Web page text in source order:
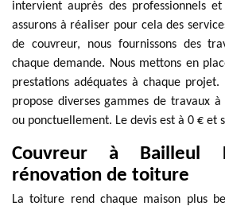
intervient auprès des professionnels
assurons à réaliser pour cela des
de couvreur, nous fournissons des
chaque demande. Nous mettons en
prestations adéquates à chaque
propose diverses gammes de travaux
ou ponctuellement. Le devis est à 0 € et
Couvreur à Bailleul
rénovation de toiture
La toiture rend chaque maison plus